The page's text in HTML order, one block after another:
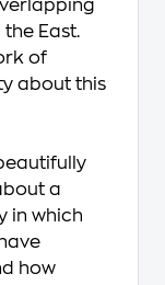
East.
of
about this
a
in which
how